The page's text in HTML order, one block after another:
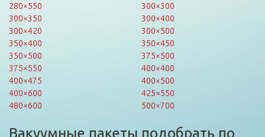
280×550
300×300
300×350
300×400
300×420
300×500
350×400
350×450
350×500
375×500
375×550
400×400
400×475
400×500
400×600
425×550
480×600
500×700
Вакуумные пакеты подобрать по